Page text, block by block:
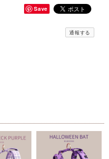
Save
通報する